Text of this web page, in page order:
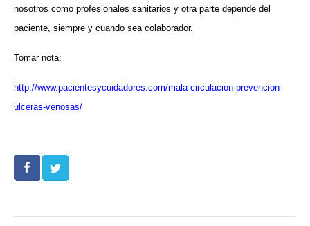
nosotros como profesionales sanitarios y otra parte depende del
paciente, siempre y cuando sea colaborador.
Tomar nota:
http://www.pacientesycuidadores.com/mala-circulacion-prevencion-
ulceras-venosas/